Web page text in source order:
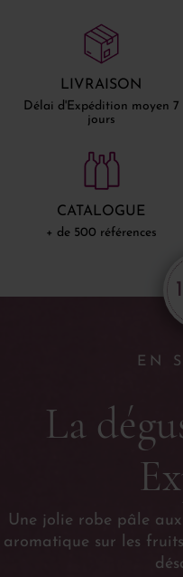
LIVRAISON
Délai d'Expédition moyen 7
jours
CATALOGUE
+ de 500 références
EN
La
Une jolie robe pâle
aromatique sur les